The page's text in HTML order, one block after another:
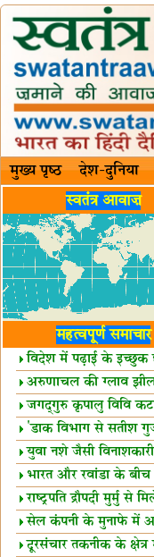
मुख्य पृष्ठ देश-दुनिया
स्वतंत्र आवाज़
महत्वपूर्ण समाचार
विदेश में पढ़ाई के इच्छुक
केलिए खुशखबरी!
अरुणाचल की ग्लाव झील
स्थल घोषित
जगद्गुरु कृपालु विवि
शैक्षिक सत्र शुरू
'डाक विभाग से सतीश
रिश्ता गहरा'
युवा नशे जैसी
दूर रहें-मोदी
भारत और रवांडा के
व्यापार विस्तार
राष्ट्रपति द्रौपदी मुर्मु से
के प्रतिनिधि
सेल कंपनी के मुनाफे में
उछाल!
दूरसंचार तकनीक के क्षेत्र